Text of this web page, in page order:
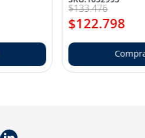
$133.476
$122.798